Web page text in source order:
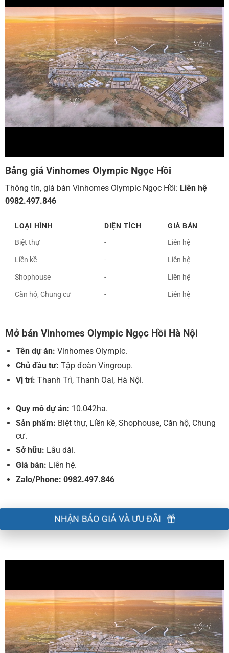
Bảng giá Vinhomes Olympic Ngọc Hồi
Thông tin, giá bán Vinhomes Olympic Ngọc Hồi: Liên hệ
0982.497.846
LOẠI HÌNH DIỆN TÍCH
GIÁ BÁN
Biệt thự
-
Liên hệ
Liền kề
-
Liên hệ
Shophouse
-
Liên hệ
Căn hộ, Chung cư
- Liên hệ
Mở bán Vinhomes Olympic Ngọc Hồi Hà Nội
Tên dự án: Vinhomes Olympic.
Chủ đầu tư: Tập đoàn Vingroup.
Vị trí: Thanh Trì, Thanh Oai, Hà Nội.
Quy mô dự án: 10.042ha.
Sản phẩm: Biệt thự, Liền kề, Shophouse, Căn hộ, Chung
cư.
Sở hữu: Lâu dài.
Giá bán: Liên hệ.
Zalo/Phone: 0982.497.846
NHẬN BÁO GIÁ VÀ ƯU ĐÃI